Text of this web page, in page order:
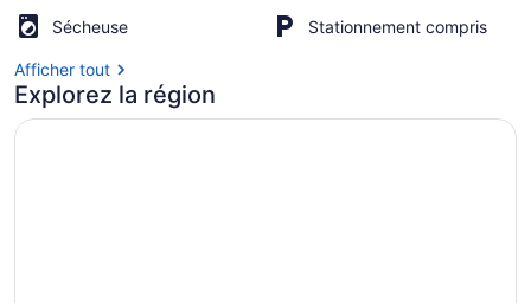
Sécheuse
Stationnement compris
Afficher tout
Explorez la région